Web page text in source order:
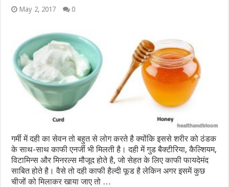
May 2, 2017 0
गर्मी में दही का सेवन तो बहुत से लोग करते है क्योंकि इससे शरीर को ठंडक
के साथ-साथ काफी एनर्जी भी मिलती है। दही में गुड बैक्टीरिया, कैल्शियम,
विटामिन्स और मिनरल्स मौजूद होते है, जो सेहत के लिए काफी फायदेमंद
साबित होते है। वैसे तो दही काफी हैल्दी फूड है लेकिन अगर इसमें कुछ
चीजों को मिलाकर खाया जाए तो …